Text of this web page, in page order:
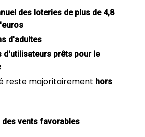
des loteries de plus de 4,8
d'adultes
d'utilisateurs prêts pour le
reste majoritairement hors
vents favorables